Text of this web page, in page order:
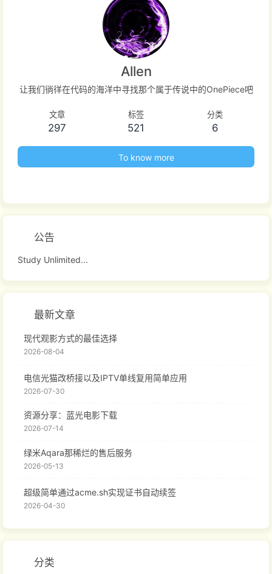
Allen
让我们徜徉在代码的海洋中寻找那个属于传说中的OnePiece吧
文章
297
标签
521
分类
6
To know more
公告
Study Unlimited...
最新文章
现代观影方式的最佳选择
2026-08-04
电信光猫改桥接以及IPTV单线复用简单应用
2026-07-30
资源分享：蓝光电影下载
2026-07-14
绿米Aqara那稀烂的售后服务
2026-05-13
超级简单通过acme.sh实现证书自动续签
2026-04-30
分类